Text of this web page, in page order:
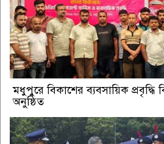
মধুপুরে বিকাশের ব্যবসায়িক
অনুষ্ঠিত